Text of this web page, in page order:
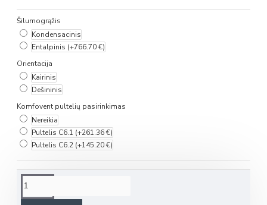
Šilumogrąžis
Kondensacinis
Entalpinis (+766.70 €)
Orientacija
Kairinis
Dešininis
Komfovent pultelių pasirinkimas
Nereikia
Pultelis C6.1 (+261.36 €)
Pultelis C6.2 (+145.20 €)